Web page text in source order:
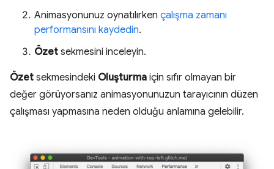
Animasyonunuz oynatılırken çalışma zamanı
performansını kaydedin.
Özet sekmesini inceleyin.
Özet sekmesindeki Oluşturma için sıfır olmayan bir
değer görüyorsanız animasyonunuzun tarayıcının düzen
çalışması yapmasına neden olduğu anlamına gelebilir.